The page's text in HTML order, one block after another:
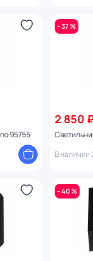
95755
- 37 %
2 850
В наличии
- 40 %